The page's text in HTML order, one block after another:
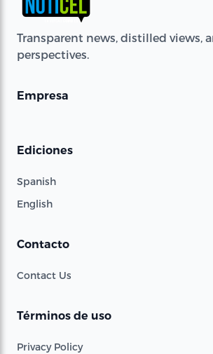
Transparent news, distilled views,
perspectives.
Empresa
Ediciones
Spanish
English
Contacto
Contact Us
Términos de uso
Privacy Policy